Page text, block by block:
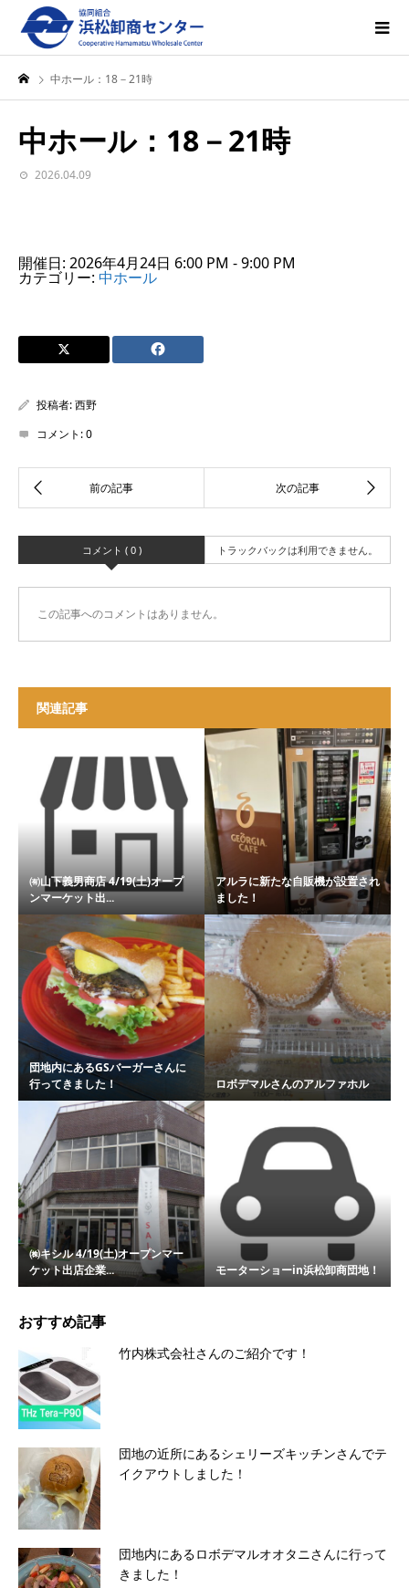
中ホール：18－21時
中ホール：18－21時
2026.04.09
開催日: 2026年4月24日 6:00 PM - 9:00 PM
カテゴリー: 中ホール
投稿者:西野
コメント:0
コメント ( 0 ) トラックバックは利用できません。
この記事へのコメントはありません。
関連記事
㈲山下義男商店 4/19(土)オープ
ンマーケット出...
アルラに新たな自販機が設置され
ました！
団地内にあるGSバーガーさんに
行ってきました！
ロボデマルさんのアルファホル
㈱キシル 4/19(土)オープンマー
ケット出店企業...
モーターショーin浜松卸商団地！
おすすめ記事
竹内株式会社さんのご紹介です！
団地の近所にあるシェリーズキッチンさんでテ
イクアウトしました！
団地内にあるロボデマルオオタニさんに行って
きました！